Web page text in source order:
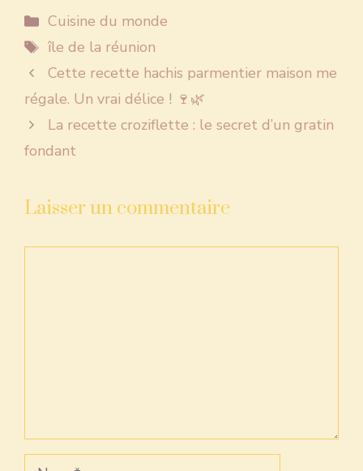
Catégories
Cuisine du monde
Étiquettes
île de la réunion
Cette recette hachis parmentier maison me
régale. Un vrai délice ! 🍷🌿
La recette croziflette : le secret d’un gratin
fondant
Laisser un commentaire
Nom